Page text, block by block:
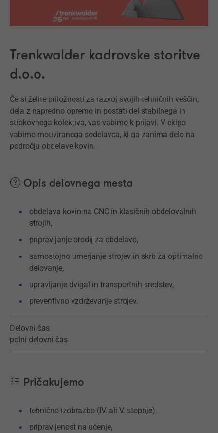
Trenkwalder kadrovske storitve
d.o.o.
Če si želite priložnosti za razvoj svojih tehničnih veščin,
dela z napredno opremo in postati del stabilnega in
strokovnega kolektiva, vas vabimo k prijavi. V ekipo
vabimo motiviranega sodelavca, ki ga zanima delo na
področju obdelave kovin.
Opis delovnega mesta
obdelava kovin na CNC in klasičnih obdelovalnih
strojih,
pripravljanje orodij za obdelavo,
samostojno umerjanje strojev in skrb za optimalno
delovanje,
upravljanje dvigal in transportnih sredstev,
preventivno vzdrževanje strojev.
Delovni čas
polni delovni čas
Pričakujemo
tehnično izobrazbo (IV. ali V. stopnje),
pripravljenost na učenje,